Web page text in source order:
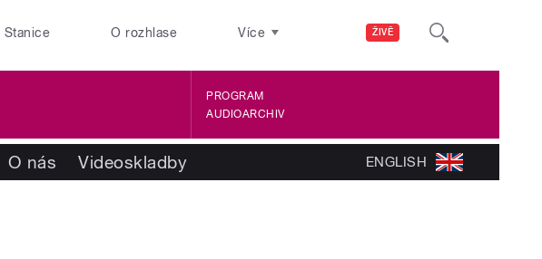
ŽIVĚ
Stanice O rozhlase Více
PROGRAM
AUDIOARCHIV
O nás Videoskladby ENGLISH